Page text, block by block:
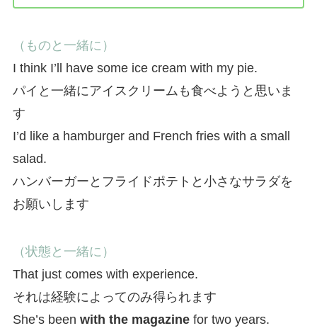
（ものと一緒に）
I think I’ll have some ice cream with my pie.
パイと一緒にアイスクリームも食べようと思いま
す
I’d like a hamburger and French fries with a small
salad.
ハンバーガーとフライドポテトと小さなサラダを
お願いします
（状態と一緒に）
That just comes with experience.
それは経験によってのみ得られます
She’s been with the magazinefor two years.